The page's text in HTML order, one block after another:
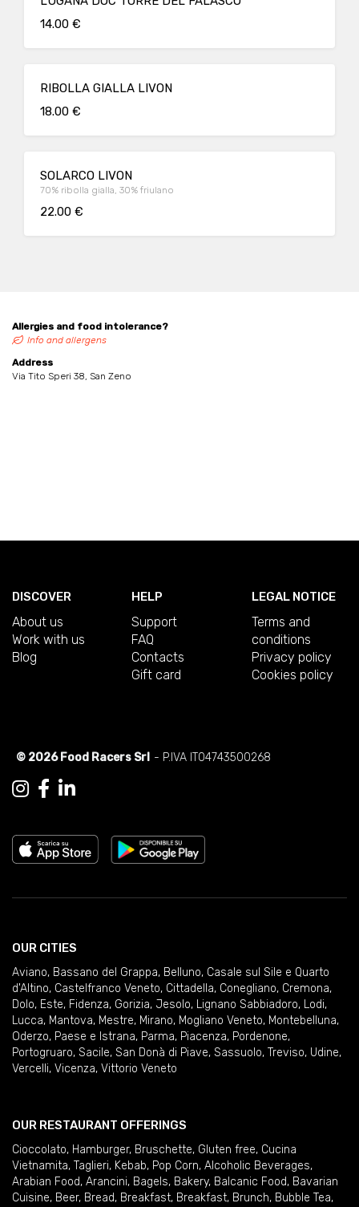
14.00 €
RIBOLLA GIALLA LIVON
18.00 €
SOLARCO LIVON
70% ribolla gialla, 30% friulano
22.00 €
Allergies and food intolerance?
Info and allergens
Address
Via Tito Speri 38, San Zeno
DISCOVER
About us
Work with us
Blog
HELP
Support
FAQ
Contacts
Gift card
LEGAL NOTICE
Terms and
conditions
Privacy policy
Cookies policy
© 2026 Food Racers Srl - P.IVA IT04743500268
OUR CITIES
Aviano, Bassano del Grappa, Belluno, Casale sul Sile e Quarto
d'Altino, Castelfranco Veneto, Cittadella, Conegliano, Cremona,
Dolo, Este, Fidenza, Gorizia, Jesolo, Lignano Sabbiadoro, Lodi,
Lucca, Mantova, Mestre, Mirano, Mogliano Veneto, Montebelluna,
Oderzo, Paese e Istrana, Parma, Piacenza, Pordenone,
Portogruaro, Sacile, San Donà di Piave, Sassuolo, Treviso, Udine,
Vercelli, Vicenza, Vittorio Veneto
OUR RESTAURANT OFFERINGS
Cioccolato, Hamburger, Bruschette, Gluten free, Cucina
Vietnamita, Taglieri, Kebab, Pop Corn, Alcoholic Beverages,
Arabian Food, Arancini, Bagels, Bakery, Balcanic Food, Bavarian
Cuisine, Beer, Bread, Breakfast, Breakfast, Brunch, Bubble Tea,